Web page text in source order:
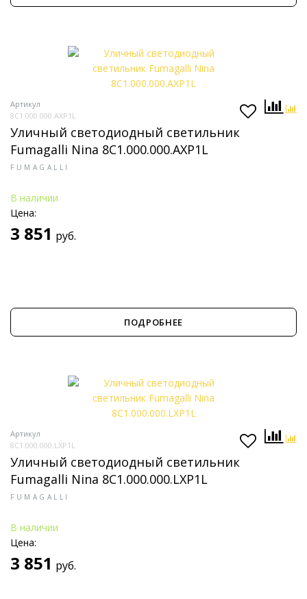
Артикул
8C1.000.000.AXP1L
Уличный светодиодный светильник
Fumagalli Nina 8C1.000.000.AXP1L
FUMAGALLI
В наличии
Цена:
3 851 руб.
ПОДРОБНЕЕ
Артикул
8C1.000.000.LXP1L
Уличный светодиодный светильник
Fumagalli Nina 8C1.000.000.LXP1L
FUMAGALLI
В наличии
Цена:
3 851 руб.